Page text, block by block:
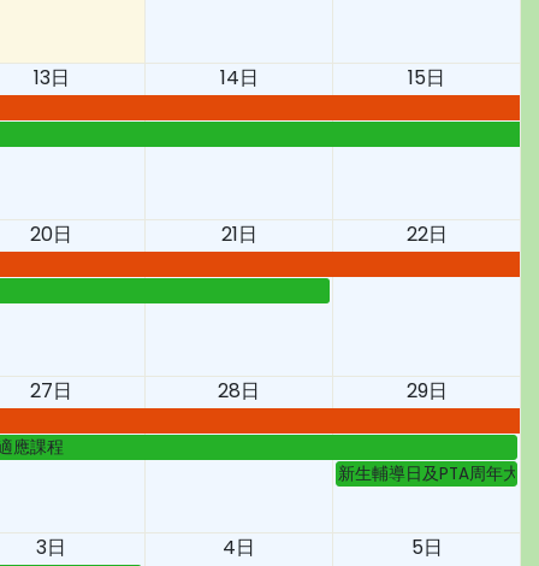
13日 14日 15日
20日 21日 22日
27日 28日 29日
應課程
新生輔導日及PTA周年大會
3日 4日 5日